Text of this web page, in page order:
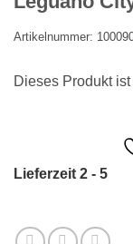
Artikelnummer:
Dieses Produkt
Lieferzeit 2 - 5